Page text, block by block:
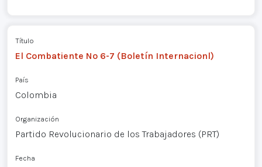
Título
El Combatiente Nº 6-7 (Boletín Internacionl)
País
Colombia
Organización
Partido Revolucionario de los Trabajadores (PRT)
Fecha